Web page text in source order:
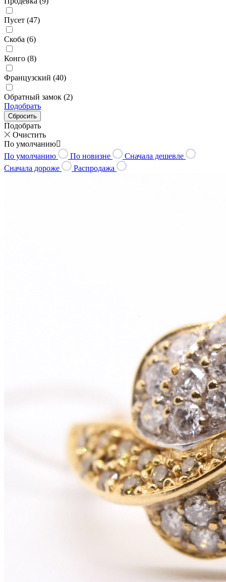
Пусет (47)
Скоба (6)
Конго (8)
Французский (40)
Обратный замок (2)
Подобрать
Подобрать
Очистить
По умолчанию
По умолчанию
По новизне
Сначала дешевле
Сначала дороже
Распродажа